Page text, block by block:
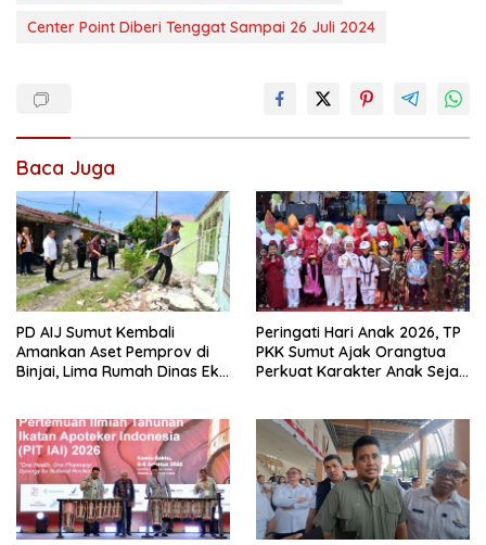
Center Point Diberi Tenggat Sampai 26 Juli 2024
Baca Juga
PD AIJ Sumut Kembali
Amankan Aset Pemprov di
Binjai, Lima Rumah Dinas Eks
Peringati Hari Anak 2026, TP
PKK Sumut Ajak Orangtua
Perkuat Karakter Anak Sejak